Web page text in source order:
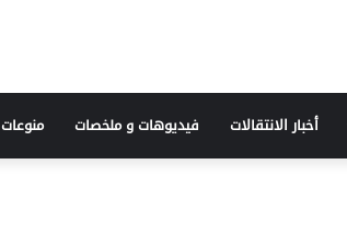
أخبار الانتقالات فيديوهات و ملخصات منوعات